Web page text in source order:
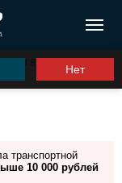
Нет
транспортной
10 000 рублей